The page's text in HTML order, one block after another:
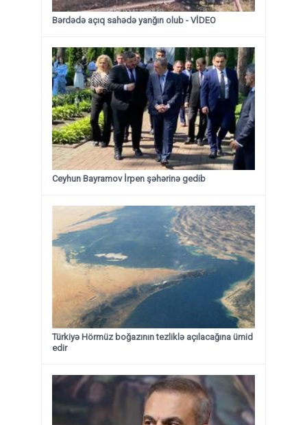
Bərdədə açıq sahədə yanğın olub - VİDEO
Ceyhun Bayramov İrpen şəhərinə gedib
Türkiyə Hörmüz boğazının tezliklə açılacağına ümid
edir